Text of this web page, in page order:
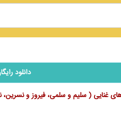
دانلود
غنایی ( سلیم و سلمی، فیروز و نسرین،